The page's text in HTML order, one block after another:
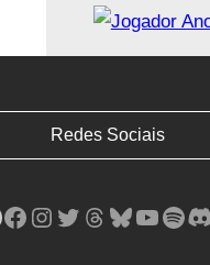
Redes Sociais
Facebook Instagram Twitter Threads Bluesky YouTube Spotify Discord